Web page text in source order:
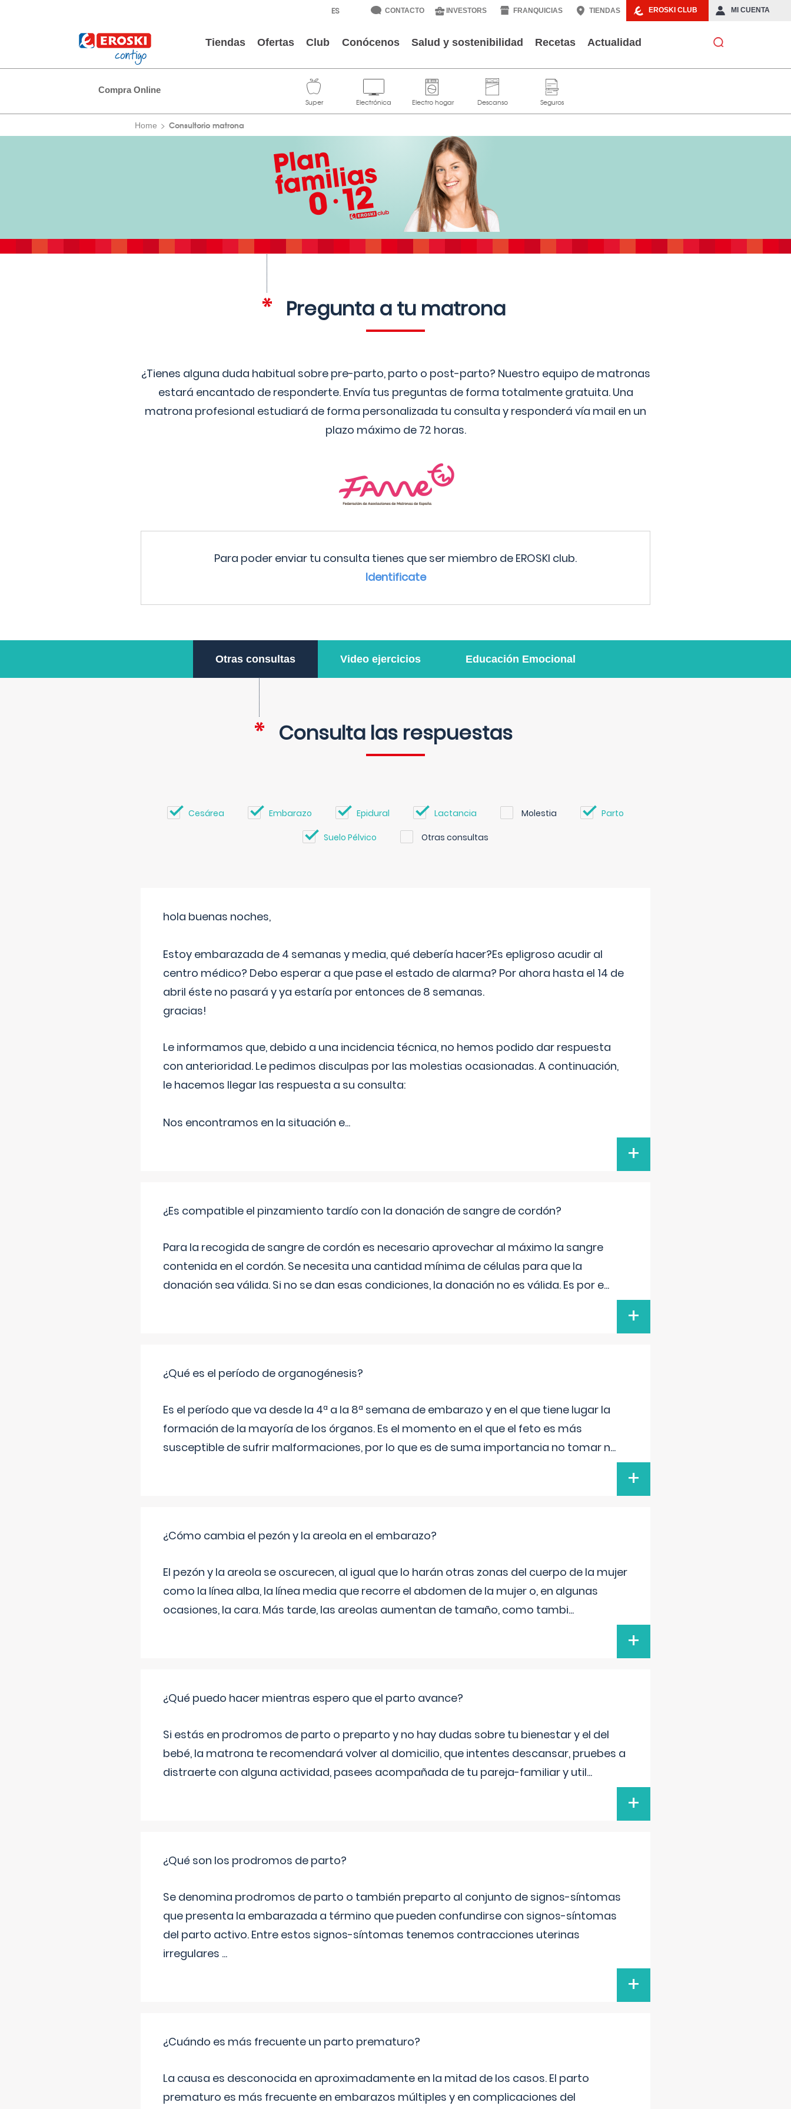
EROSKI CLUB MI CUENTA
CONTACTO INVESTORS FRANQUICIAS TIENDAS
Tiendas Ofertas Club Conócenos Salud y sostenibilidad Recetas Actualidad
Compra Online
Home Consultorio matrona
Pregunta a tu matrona
¿Tienes alguna duda habitual sobre pre-parto, parto o post-parto? Nuestro equipo de matronas
estará encantado de responderte. Envía tus preguntas de forma totalmente gratuita. Una
matrona profesional estudiará de forma personalizada tu consulta y responderá vía mail en un
plazo máximo de 72 horas.
Para poder enviar tu consulta tienes que ser miembro de EROSKI club.
Identificate
Otras consultas Video ejercicios Educación Emocional
Consulta las respuestas
Cesárea Embarazo Epidural Lactancia Molestia Parto
Suelo Pélvico Otras consultas
hola buenas noches,
Estoy embarazada de 4 semanas y media, qué debería hacer?Es epligroso acudir al
centro médico? Debo esperar a que pase el estado de alarma? Por ahora hasta el 14 de
abril éste no pasará y ya estaría por entonces de 8 semanas.
gracias!
Le informamos que, debido a una incidencia técnica, no hemos podido dar respuesta
con anterioridad. Le pedimos disculpas por las molestias ocasionadas. A continuación,
le hacemos llegar las respuesta a su consulta:
Nos encontramos en la situación e...
+
¿Es compatible el pinzamiento tardío con la donación de sangre de cordón?
Para la recogida de sangre de cordón es necesario aprovechar al máximo la sangre
contenida en el cordón. Se necesita una cantidad mínima de células para que la
donación sea válida. Si no se dan esas condiciones, la donación no es válida. Es por e...
+
¿Qué es el período de organogénesis?
Es el período que va desde la 4ª a la 8ª semana de embarazo y en el que tiene lugar la
formación de la mayoría de los órganos. Es el momento en el que el feto es más
susceptible de sufrir malformaciones, por lo que es de suma importancia no tomar n...
+
¿Cómo cambia el pezón y la areola en el embarazo?
El pezón y la areola se oscurecen, al igual que lo harán otras zonas del cuerpo de la mujer
como la línea alba, la línea media que recorre el abdomen de la mujer o, en algunas
ocasiones, la cara. Más tarde, las areolas aumentan de tamaño, como tambi...
+
¿Qué puedo hacer mientras espero que el parto avance?
Si estás en prodromos de parto o preparto y no hay dudas sobre tu bienestar y el del
bebé, la matrona te recomendará volver al domicilio, que intentes descansar, pruebes a
distraerte con alguna actividad, pasees acompañada de tu pareja-familiar y util...
+
¿Qué son los prodromos de parto?
Se denomina prodromos de parto o también preparto al conjunto de signos-síntomas
que presenta la embarazada a término que pueden confundirse con signos-síntomas
del parto activo. Entre estos signos-síntomas tenemos contracciones uterinas
irregulares ...
+
¿Cuándo es más frecuente un parto prematuro?
La causa es desconocida en aproximadamente en la mitad de los casos. El parto
prematuro es más frecuente en embarazos múltiples y en complicaciones del